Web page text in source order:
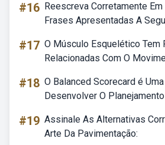
#16 Reescreva Corretamente
Frases Apresentadas A
#17 O Músculo Esquelético Tem
Relacionadas Com O
#18 O Balanced Scorecard é
Desenvolver O Planejamento
#19 Assinale As Alternativas
Arte Da Pavimentação: